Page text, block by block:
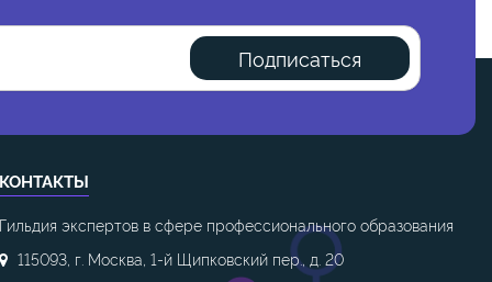
Подписаться
КОНТАКТЫ
Гильдия экспертов в сфере профессионального образования
115093, г. Москва, 1-й Щипковский пер., д. 20